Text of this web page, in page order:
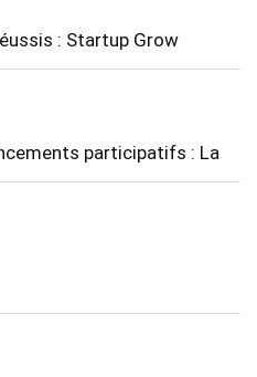
: Startup Grow
participatifs : La